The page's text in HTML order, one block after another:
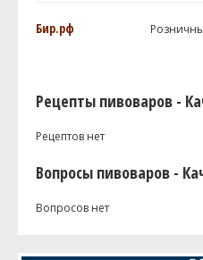
Бир.рф
Рецепты пивоваров -
Рецептов нет
Вопросы пивоваров -
Вопросов нет